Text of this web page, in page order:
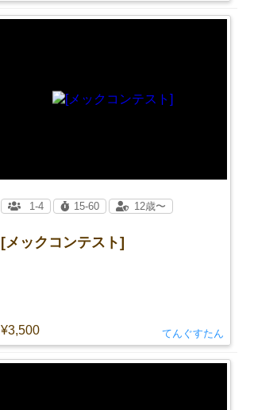
[メックコンテスト]
¥3,500
1-4 15-60 12歳〜
てんぐすたん